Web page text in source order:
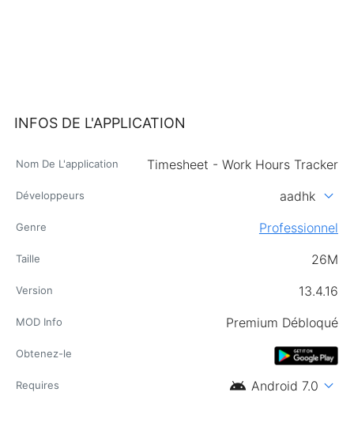
INFOS DE L'APPLICATION
Nom De L'application Timesheet - Work Hours Tracker
Développeurs aadhk expand_more
Genre Professionnel
Taille 26M
Version 13.4.16
MOD Info Premium Débloqué
Obtenez-le
Requires android Android 7.0 expand_more